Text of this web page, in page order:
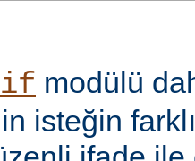
modülü
isteğin